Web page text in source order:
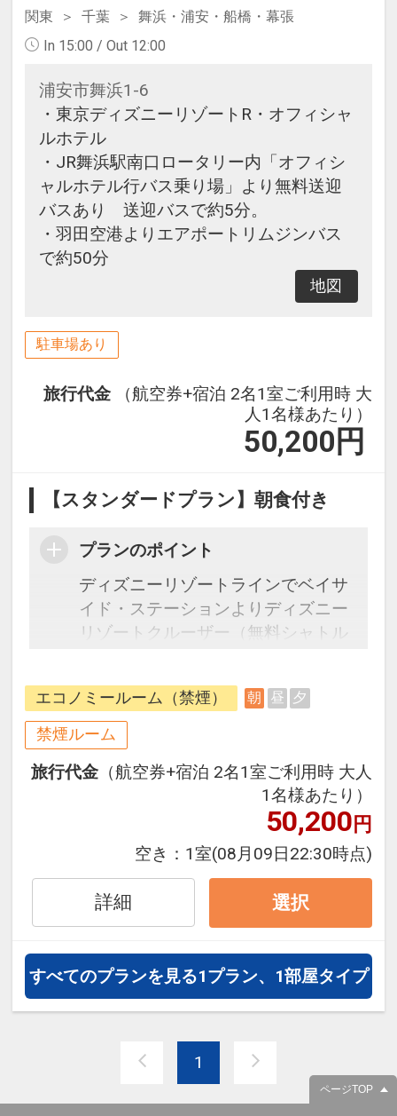
関東 千葉
舞浜・浦安・船橋・幕張
In 15:00 / Out 12:00
浦安市舞浜1-6
・東京ディズニーリゾートR・オフィシャ
ルホテル
・JR舞浜駅南口ロータリー内「オフィシ
ャルホテル行バス乗り場」より無料送迎
バスあり 送迎バスで約5分。
・羽田空港よりエアポートリムジンバス
で約50分
地図
駐車場あり
旅行代金
（航空券+宿泊 2名1室ご利用時 大
人1名様あたり）
50,200 円
【スタンダードプラン】朝食付き
プランのポイント
ディズニーリゾートラインでベイサ
イド・ステーションよりディズニー
リゾートクルーザー（無料シャトル
・ホテル⇔JR舞浜駅間、ホテル⇔東
京ディズニーランド（R）間は無料
シャトルバスがご利用いただけま
す。
※運行ダイヤなど詳細はホテルホー
ムページをご覧いただくかお問い合
たスタンダードな＜朝食付き＞プラ
ンです（12/30～1/1は夕朝食付）。
できるダイナミックパッケージだか
にも最適！
旅行期間中の1泊だけの宿泊や延
泊・飛び泊なども自由自在です。
フライトは、安心のJAL（または
エコノミールーム（禁煙） 朝 昼 夕
禁煙ルーム
旅行代金 （航空券+宿泊 2名1室ご利用時 大人
1名様あたり）
50,200円
空き： 1室(08月09日22:30時点)
詳細 選択
すべてのプランを見る1プラン、1部屋タイプ
1
ページTOP